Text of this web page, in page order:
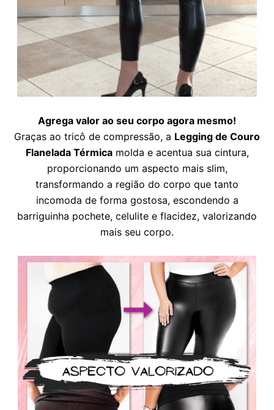
Agrega valor ao seu corpo agora mesmo!
Graças ao tricô de compressão, a Legging de Couro
Flanelada Térmicamolda e acentua sua cintura,
proporcionando um aspecto mais slim,
transformando a região do corpo que tanto
incomoda de forma gostosa, escondendo a
barriguinha pochete, celulite e flacidez, valorizando
mais seu corpo.